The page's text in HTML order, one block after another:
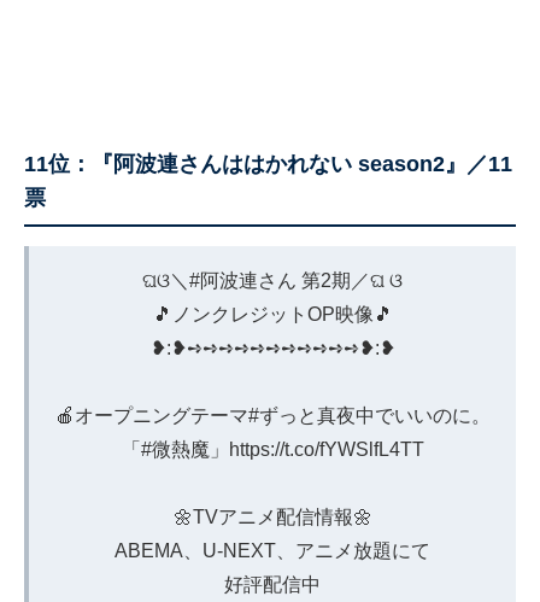
11位：『阿波連さんははかれない season2』／11
票
ଘଓ＼ #阿波連さん 第2期／ଘ ଓ
🎵ノンクレジットOP映像🎵
❥︎:❥︎➺➺➺➺➺➺➺➺➺➺➺❥︎:❥︎
🍎オープニングテーマ#ずっと真夜中でいいのに 。
「 #微熱魔 」 https://t.co/fYWSlfL4TT
🌼TVアニメ配信情報🌼
ABEMA、U-NEXT、アニメ放題にて
好評配信中